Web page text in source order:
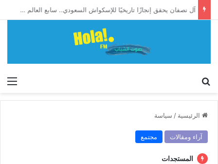
آل نصفان يحقق إنجازًا تاريخيًا للإسكواش السعودي.. سابع العالم وأول آسيوي يبلغ ربع نهائي بطولة العالم للشباب
الرئيسية / سياسة
آراء ومقالات مجتمع
المستجدات